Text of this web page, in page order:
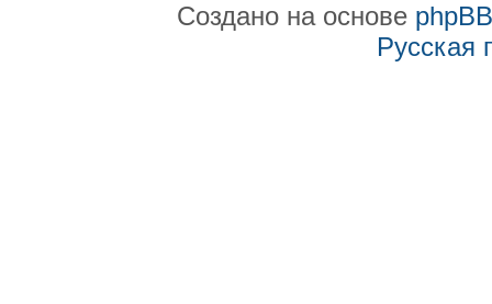
Создано на основе phpBB
Русская